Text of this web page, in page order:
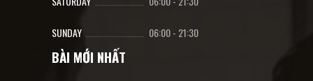
SUNDAY 06:00- 21:30
BÀI MỚI NHẤT